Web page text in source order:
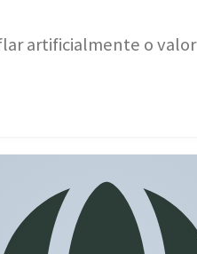
artificialmente o valor